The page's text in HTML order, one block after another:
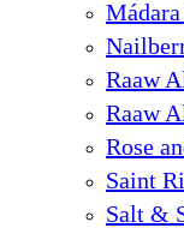
Raaw
Raaw
Rose
Saint
Salt &